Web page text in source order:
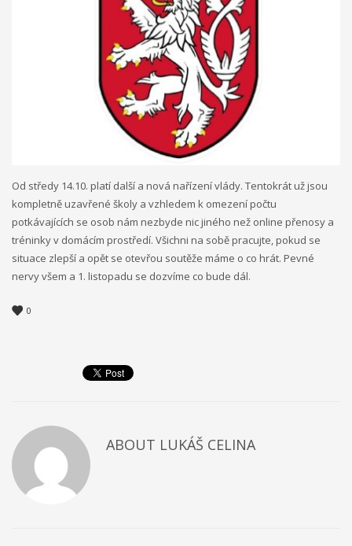
Od středy 14.10. platí další a nová nařízení vlády. Tentokrát už jsou
kompletně uzavřené školy a vzhledem k omezení počtu
potkávajících se osob nám nezbyde nic jiného než online přenosy a
tréninky v domácím prostředí. Všichni na sobě pracujte, pokud se
situace zlepší a opět se otevřou soutěže máme o co hrát. Pevné
nervy všem a 1. listopadu se dozvíme co bude dál.
0
ABOUT LUKÁŠ CELINA